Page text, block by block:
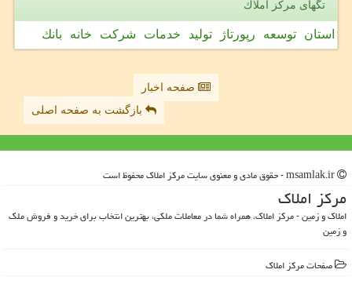
تگهای مركز املاك
استان توسعه رپورتاژ تولید خدمات شركت خانه بانك
صفحه اخبار
بازگشت به صفحه اصلی
مركز املاك
املاک و زمین - مرکز املاک، همراه شما در معاملات ملکی، بهترین انتخاب برای خرید و فروش ملک
و زمین
صفحات مركز املاك